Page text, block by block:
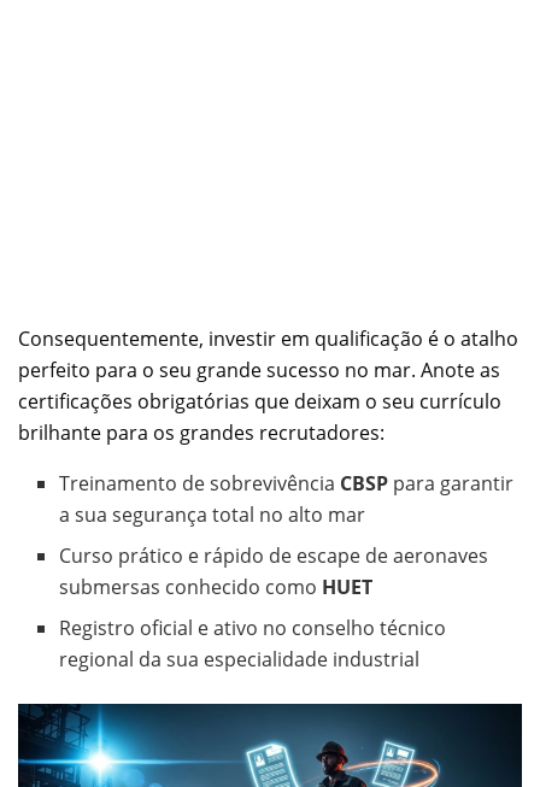
Consequentemente, investir em qualificação é o atalho
perfeito para o seu grande sucesso no mar. Anote as
certificações obrigatórias que deixam o seu currículo
brilhante para os grandes recrutadores:
Treinamento de sobrevivência CBSP para garantir
a sua segurança total no alto mar
Curso prático e rápido de escape de aeronaves
submersas conhecido como HUET
Registro oficial e ativo no conselho técnico
regional da sua especialidade industrial